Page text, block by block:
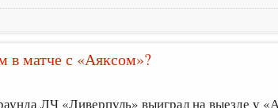
в матче с «Аяксом»?
ЛЧ «Ливерпуль» выиграл на выезде у